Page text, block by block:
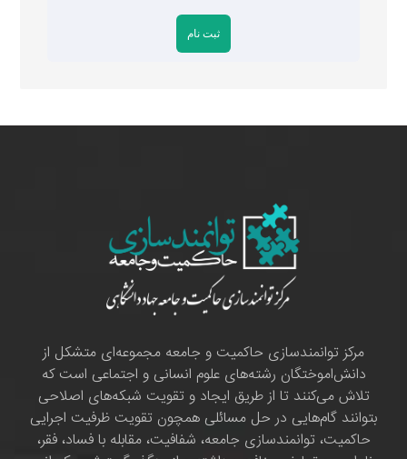
مرکز توانمندسازی حاکمیت و جامعه مجموعه‌ای متشکل از
دانش‌اموختگان رشته‌های علوم انسانی و اجتماعی است که
تلاش می‌کنند تا از طریق ایجاد و تقویت شبکه‌های اصلاحی
بتوانند گام‌هایی در حل مسائلی همچون تقویت ظرفیت اجرایی
حاکمیت، توانمندسازی جامعه، شفافیت، مقابله با فساد، فقر،